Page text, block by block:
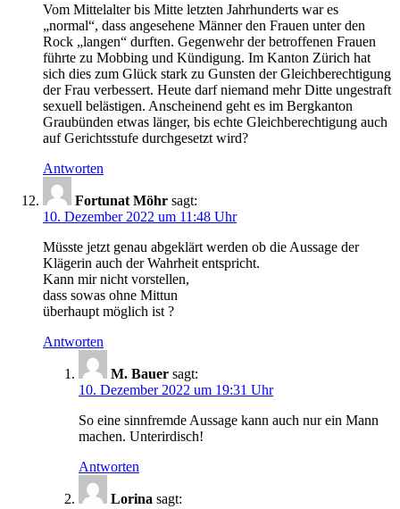
Vom Mittelalter bis Mitte letzten Jahrhunderts war es
„normal“, dass angesehene Männer den Frauen unter den
Rock „langen“ durften. Gegenwehr der betroffenen Frauen
führte zu Mobbing und Kündigung. Im Kanton Zürich hat
sich dies zum Glück stark zu Gunsten der Gleichberechtigung
der Frau verbessert. Heute darf niemand mehr Ditte ungestraft
sexuell belästigen. Anscheinend geht es im Bergkanton
Graubünden etwas länger, bis echte Gleichberechtigung auch
auf Gerichtsstufe durchgesetzt wird?
Antworten
Fortunat Möhr sagt:
10. Dezember 2022 um 11:48 Uhr
Müsste jetzt genau abgeklärt werden ob die Aussage der
Klägerin auch der Wahrheit entspricht.
Kann mir nicht vorstellen,
dass sowas ohne Mittun
überhaupt möglich ist ?
Antworten
M. Bauer sagt:
10. Dezember 2022 um 19:31 Uhr
So eine sinnfremde Aussage kann auch nur ein Mann
machen. Unterirdisch!
Antworten
Lorina sagt: